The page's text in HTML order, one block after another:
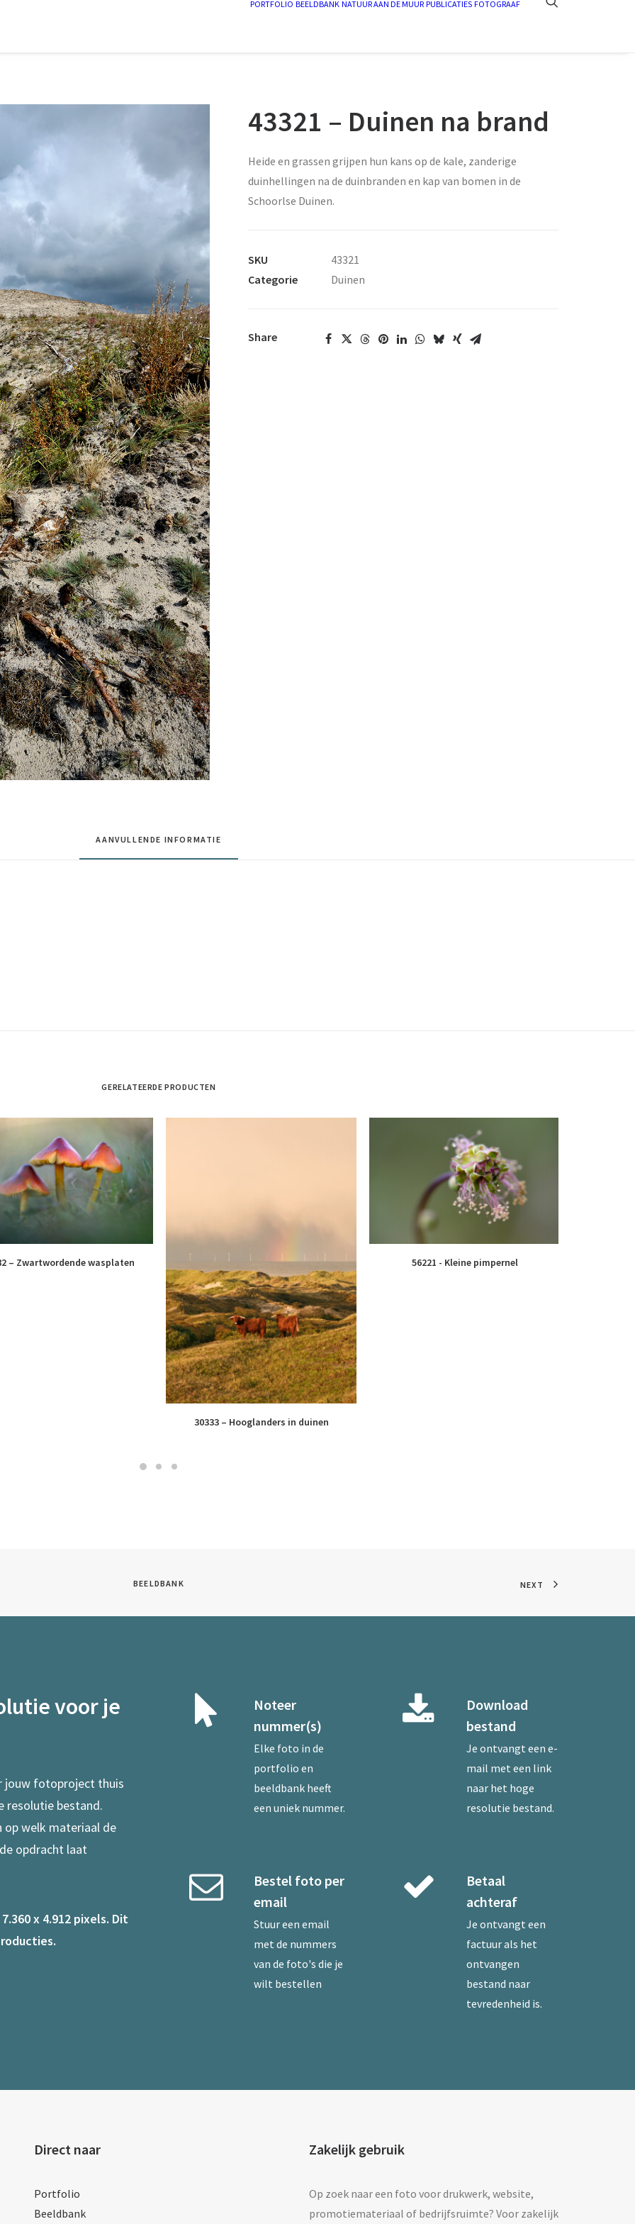
PORTFOLIO BEELDBANK NATUUR AAN DE MUUR PUBLICATIES FOTOGRAAF
43321 – Duinen na brand
Heide en grassen grijpen hun kans op de kale, zanderige
duinhellingen na de duinbranden en kap van bomen in de
Schoorlse Duinen.
SKU
43321
Categorie
Duinen
Share
AANVULLENDE INFORMATIE
GERELATEERDE PRODUCTEN
– Zwartwordende wasplaten
30333 – Hooglanders in duinen
56221 - Kleine pimpernel
BEELDBANK NEXT
voor je
jouw fotoproject thuis
resolutie bestand.
op welk materiaal de
opdracht laat
x 4.912 pixels. Dit
Noteer
nummer(s)
Elke foto in de
portfolio en
beeldbank heeft
een uniek nummer.
Bestel foto per
email
Stuur een email
met de nummers
van de foto's die je
wilt bestellen
Download
bestand
Je ontvangt een e-
mail met een link
naar het hoge
resolutie bestand.
Betaal
achteraf
Je ontvangt een
factuur als het
ontvangen
bestand naar
tevredenheid is.
Direct naar
Portfolio
Beeldbank
Zakelijk gebruik
Op zoek naar een foto voor drukwerk, website,
promotiemateriaal of bedrijfsruimte? Voor zakelijk